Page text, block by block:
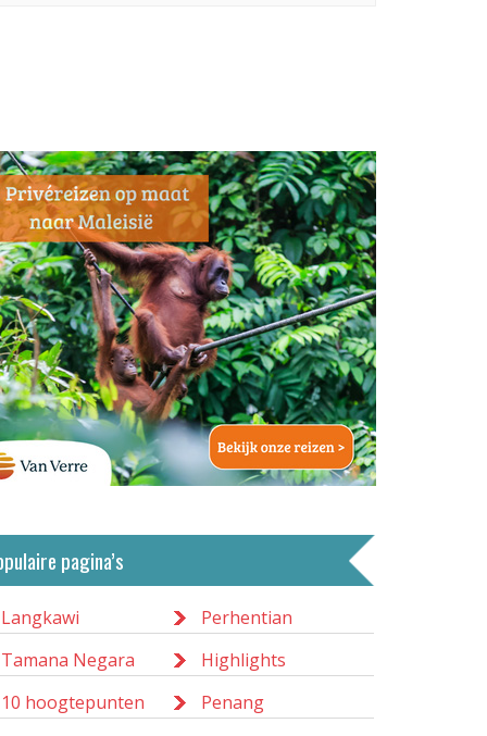
pagina’s
Langkawi
Perhentian
Tamana Negara
Highlights
10 hoogtepunten
Penang